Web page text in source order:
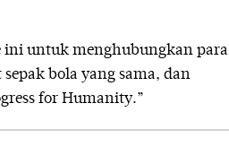
ini untuk menghubungkan para
bola yang sama, dan
for Humanity.”